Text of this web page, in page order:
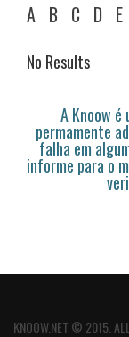
A B C D E
No Results
A Knoow
permamente
falha em
informe para o
KNOOW.NET © 2015.